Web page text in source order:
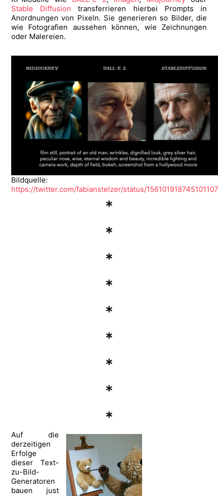
Stable Diffusion transferrieren hierbei Prompts in
Anordnungen von Pixeln. Sie generieren so Bilder, die
wie Fotografien aussehen können, wie Zeichnungen
oder Malereien.
Bildquelle:
https://twitter.com/fabianstelzer/status/
*
*
*
*
*
*
*
*
*
Auf die
derzeitigen
Erfolge
dieser Text-
zu-Bild-
Generatoren
bauen just